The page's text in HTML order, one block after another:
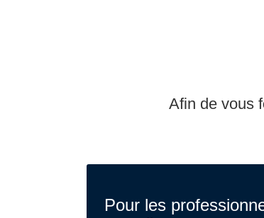
Afin de vous
Pour les